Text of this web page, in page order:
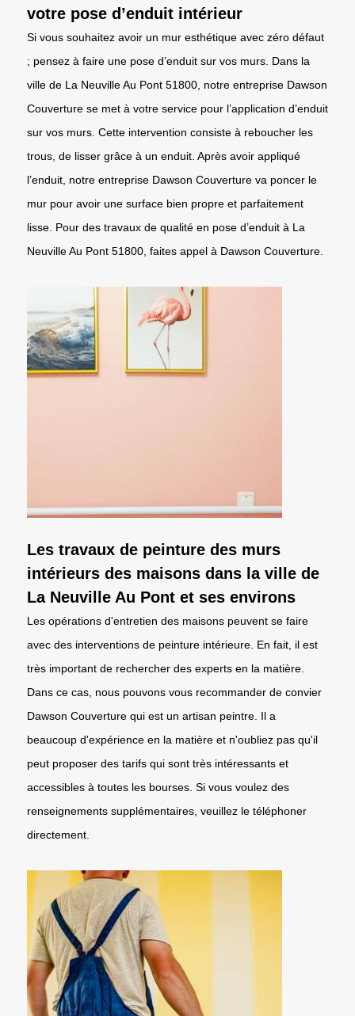
votre pose d’enduit intérieur
Si vous souhaitez avoir un mur esthétique avec zéro défaut
; pensez à faire une pose d’enduit sur vos murs. Dans la
ville de La Neuville Au Pont 51800, notre entreprise Dawson
Couverture se met à votre service pour l’application d’enduit
sur vos murs. Cette intervention consiste à reboucher les
trous, de lisser grâce à un enduit. Après avoir appliqué
l’enduit, notre entreprise Dawson Couverture va poncer le
mur pour avoir une surface bien propre et parfaitement
lisse. Pour des travaux de qualité en pose d’enduit à La
Neuville Au Pont 51800, faites appel à Dawson Couverture.
Les travaux de peinture des murs
intérieurs des maisons dans la ville de
La Neuville Au Pont et ses environs
Les opérations d'entretien des maisons peuvent se faire
avec des interventions de peinture intérieure. En fait, il est
très important de rechercher des experts en la matière.
Dans ce cas, nous pouvons vous recommander de convier
Dawson Couverture qui est un artisan peintre. Il a
beaucoup d'expérience en la matière et n'oubliez pas qu'il
peut proposer des tarifs qui sont très intéressants et
accessibles à toutes les bourses. Si vous voulez des
renseignements supplémentaires, veuillez le téléphoner
directement.